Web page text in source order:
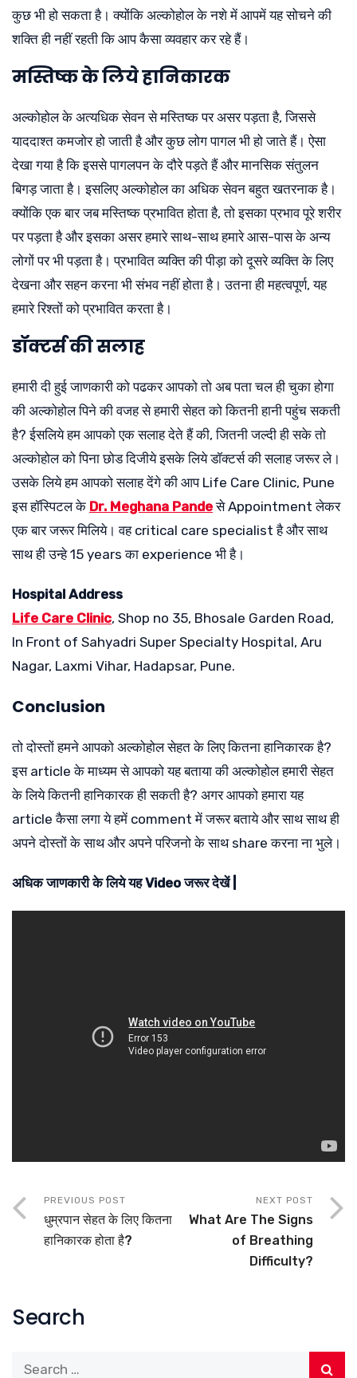
कुछ भी हो सकता है। क्योंकि अल्कोहोल के नशे में आपमें यह सोचने की
शक्ति ही नहीं रहती कि आप कैसा व्यवहार कर रहे हैं।
मस्तिष्क के लिये हानिकारक
अल्कोहोल के अत्यधिक सेवन से मस्तिष्क पर असर पड़ता है, जिससे
याददाश्त कमजोर हो जाती है और कुछ लोग पागल भी हो जाते हैं। ऐसा
देखा गया है कि इससे पागलपन के दौरे पड़ते हैं और मानसिक संतुलन
बिगड़ जाता है। इसलिए अल्कोहोल का अधिक सेवन बहुत खतरनाक है।
क्योंकि एक बार जब मस्तिष्क प्रभावित होता है, तो इसका प्रभाव पूरे शरीर
पर पड़ता है और इसका असर हमारे साथ-साथ हमारे आस-पास के अन्य
लोगों पर भी पड़ता है। प्रभावित व्यक्ति की पीड़ा को दूसरे व्यक्ति के लिए
देखना और सहन करना भी संभव नहीं होता है। उतना ही महत्वपूर्ण, यह
हमारे रिश्तों को प्रभावित करता है।
डॉक्टर्स की सलाह
हमारी दी हुई जाणकारी को पढकर आपको तो अब पता चल ही चुका होगा
की अल्कोहोल पिने की वजह से हमारी सेहत को कितनी हानी पहुंच सकती
है? ईसलिये हम आपको एक सलाह देते हैं की, जितनी जल्दी ही सके तो
अल्कोहोल को पिना छोड दिजीये इसके लिये डॉक्टर्स की सलाह जरूर ले।
उसके लिये हम आपको सलाह देंगे की आप Life Care Clinic, Pune
इस हॉस्पिटल के Dr. Meghana Pandeसे Appointment लेकर
एक बार जरूर मिलिये। वह critical care specialist है और साथ
साथ ही उन्हे 15 years का experience भी है।
Hospital Address
Life Care Clinic, Shop no 35, Bhosale Garden Road,
In Front of Sahyadri Super Specialty Hospital, Aru
Nagar, Laxmi Vihar, Hadapsar, Pune.
Conclusion
तो दोस्तों हमने आपको अल्कोहोल सेहत के लिए कितना हानिकारक है?
इस article के माध्यम से आपको यह बताया की अल्कोहोल हमारी सेहत
के लिये कितनी हानिकारक ही सकती है? अगर आपको हमारा यह
article कैसा लगा ये हमें comment में जरूर बताये और साथ साथ ही
अपने दोस्तों के साथ और अपने परिजनो के साथ share करना ना भुले।
अधिक जाणकारी के लिये यह Video जरूर देखें |
PREVIOUS POST
धुम्रपान सेहत के लिए कितना
हानिकारक होता है?
NEXT POST
What Are The Signs
of Breathing
Difficulty?
Search